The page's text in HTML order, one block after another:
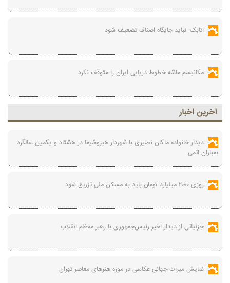
اتابک: نباید جایگاه اصناف تضعیف شود
مکانیسم ماشه خطوط دریایی ایران را متوقف نکرد
آخرين اخبار
دیدار خانواده ماکان نصیری با شهردار هیروشیما در هشتاد و یکمین سالگرد
بمباران اتمی
روزی ۲۰۰۰ میلیارد تومان باید به مسکن ملی تزریق شود
جزئیاتی از دیدار اخیر رئیس‌جمهوری با رهبر معظم انقلاب
نمایش میراث جهانی عکاسی در موزه هنرهای معاصر تهران